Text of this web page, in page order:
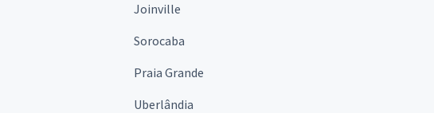
Joinville
Sorocaba
Praia Grande
Uberlândia